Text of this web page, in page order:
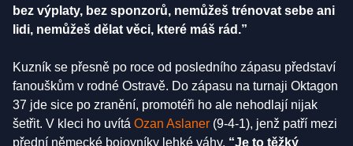
bez výplaty, bez sponzorů, nemůžeš trénovat sebe ani
lidi, nemůžeš dělat věci, které máš rád.”
Kuzník se přesně po roce od posledního zápasu představí
fanouškům v rodné Ostravě. Do zápasu na turnaji Oktagon
37 jde sice po zranění, promotéři ho ale nehodlají nijak
šetřit. V kleci ho uvítá Ozan Aslaner (9-4-1), jenž patří mezi
přední německé bojovníky lehké váhy. “Je to těžký